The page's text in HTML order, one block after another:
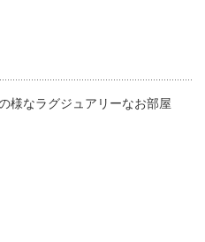
様なラグジュアリーなお部屋